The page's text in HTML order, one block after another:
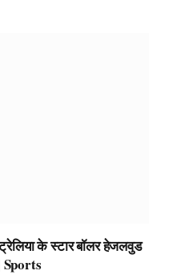
के स्टार बॉलर हेजलवुड
Sports